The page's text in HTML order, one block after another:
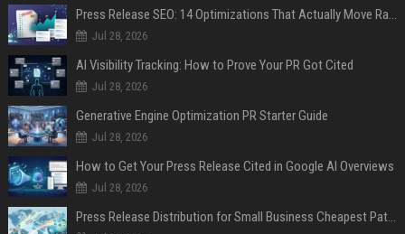
Press Release SEO: 14 Optimizations That Actually Move Rankings
Jul 28, 2026
AI Visibility Tracking: How to Prove Your PR Got Cited
Jul 28, 2026
Generative Engine Optimization PR Starter Guide
Jul 28, 2026
How to Get Your Press Release Cited in Google AI Overviews
Jul 28, 2026
Press Release Distribution for Small Business Cheapest Path to Real Coverage